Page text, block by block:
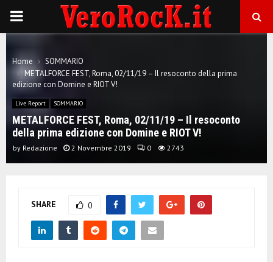
P
I
M
A
Home
SOMMARIO
METALFORCE FEST, Roma, 02/11/19 – Il resoconto della prima
edizione con Domine e RIOT V!
Live Report SOMMARIO
METALFORCE FEST, Roma, 02/11/19 – Il resoconto
della prima edizione con Domine e RIOT V!
by Redazione 2 Novembre 2019 0 2743
SHARE 0